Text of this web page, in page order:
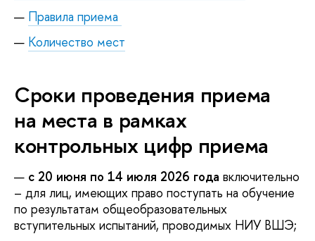
Правила приема
Количество мест
Сроки проведения приема
на места в рамках
контрольных цифр приема
с 20 июня по 14 июля 2026 года включительно
– для лиц, имеющих право поступать на обучение
по результатам общеобразовательных
вступительных испытаний, проводимых НИУ ВШЭ;